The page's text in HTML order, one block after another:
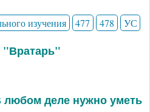
изучения 477 478 УС
"Вратарь"
любом деле нужно уметь